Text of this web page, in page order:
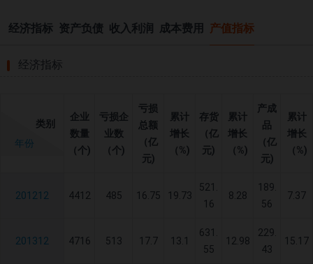
经济指标 资产负债 收入利润 成本费用 产值指标
经济指标
类别
年份
企业
数量
（个)
亏损企
业数
（个)
亏损
总额
（亿
元)
累计
增长
（%)
存货
（亿
元)
累计
增长
（%)
产成
品
（亿
元)
累计
增长
（%)
201212 4412 485 16.75 19.73
521.
16
8.28
189.
56
7.37
201312 4716 513 17.7 13.1
631.
55
12.98
229.
43
15.17